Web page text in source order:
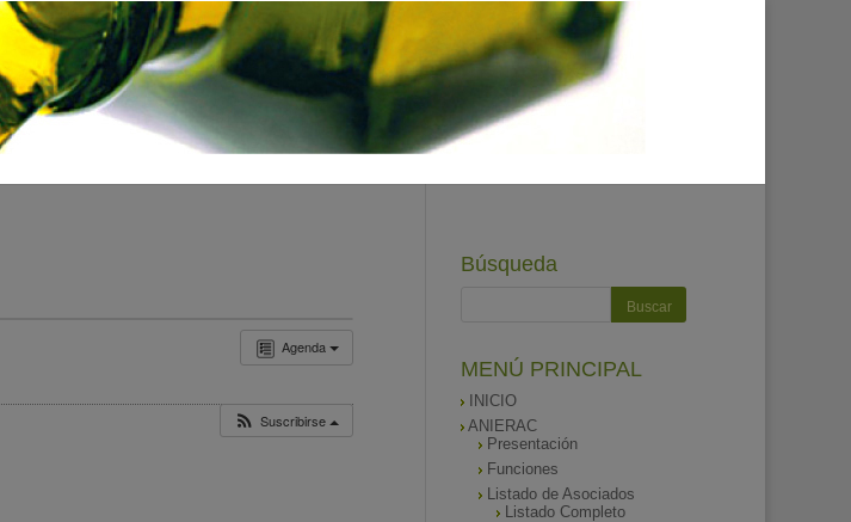
Agenda
Suscribirse
Búsqueda
MENÚ PRINCIPAL
INICIO
ANIERAC
Presentación
Funciones
Listado de Asociados
Listado Completo